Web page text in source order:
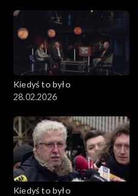
Kiedyś to było
28.02.2026
Kiedyś to było